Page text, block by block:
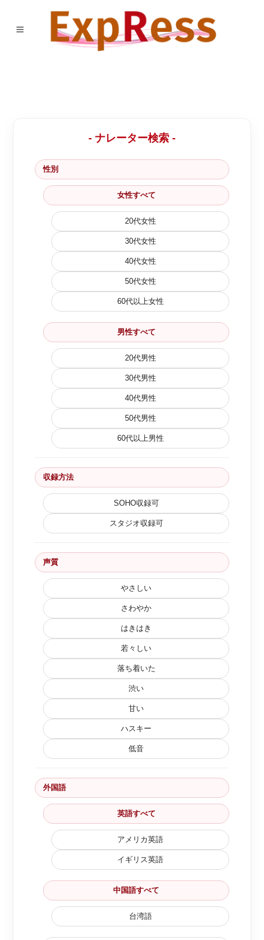
- ナレーター検索 -
性別
女性すべて
20代女性
30代女性
40代女性
50代女性
60代以上女性
男性すべて
20代男性
30代男性
40代男性
50代男性
60代以上男性
収録方法
SOHO収録可
スタジオ収録可
声質
やさしい
さわやか
はきはき
若々しい
落ち着いた
渋い
甘い
ハスキー
低音
外国語
英語すべて
アメリカ英語
イギリス英語
中国語すべて
台湾語